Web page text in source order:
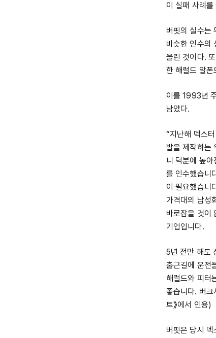
이 실패 사례
버핏의 실수는
비슷한 인수의
올린 것이다.
한 해럴드 알
이를 1993년
남았다.
“지난해 덱스
발을 제작하는
니 덕분에 높
를 인수했습니
이 필요했습니
가격대의 남성
바로잡을 것이
기업입니다.
5년 전만 해도
출근길에 운전
해럴드와 피터
좋습니다. 버
트》에서 인용)
버핏은 당시